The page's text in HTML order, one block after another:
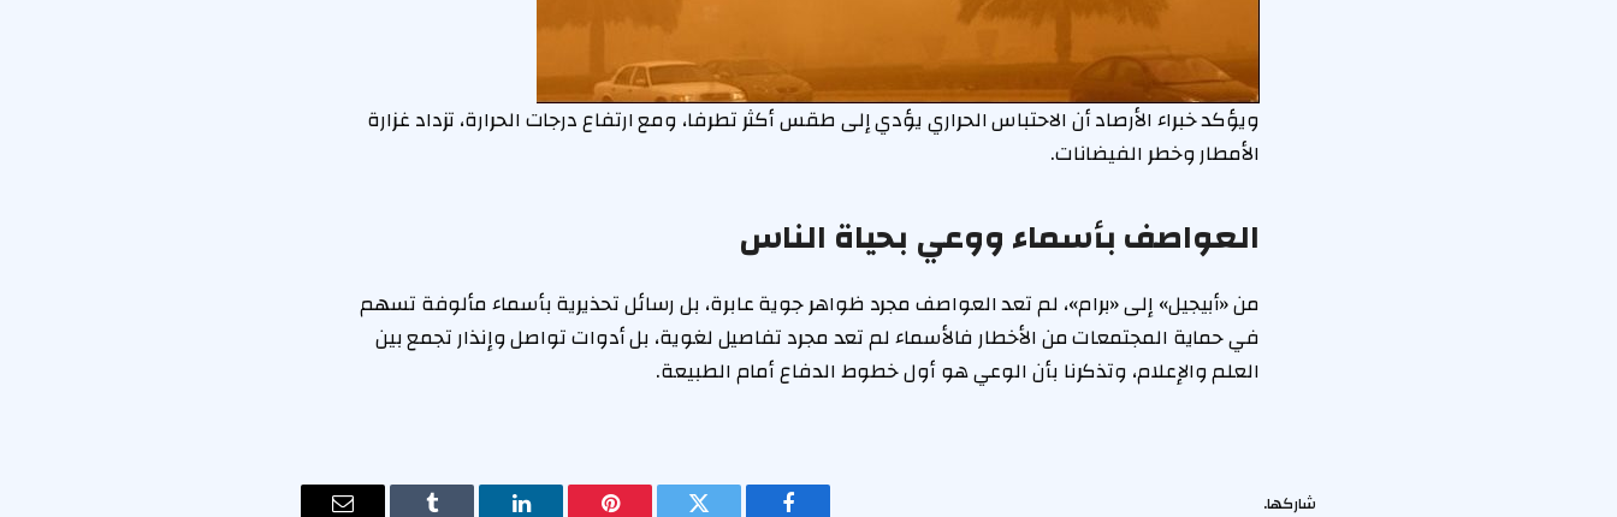
ويؤكد خبراء الأرصاد أن الاحتباس الحراري يؤدي إلى طقس أكثر تطرفا، ومع ارتفاع درجات الحرارة، تزداد غزارة
الأمطار وخطر الفيضانات.
العواصف بأسماء ووعي بحياة الناس
من «أبيجيل» إلى «برام»، لم تعد العواصف مجرد ظواهر جوية عابرة، بل رسائل تحذيرية بأسماء مألوفة تسهم
في حماية المجتمعات من الأخطار فالأسماء لم تعد مجرد تفاصيل لغوية، بل أدوات تواصل وإنذار تجمع بين
العلم والإعلام، وتذكرنا بأن الوعي هو أول خطوط الدفاع أمام الطبيعة.
شاركها.